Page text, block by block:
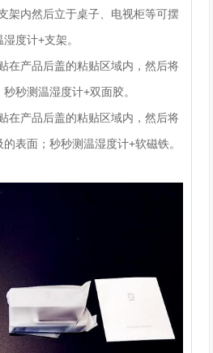
架内然后立于桌子、电视柜等可摆
度计+支架。
在产品后盖的粘贴区域内，然后将
秒测温湿度计+双面胶。
在产品后盖的粘贴区域内，然后将
表面；秒秒测温湿度计+软磁铁。